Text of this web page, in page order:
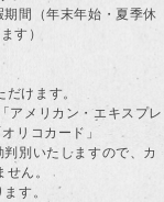
間（年末年始・夏季休
す）
けます。
アメリカン・エキスプレ
リコカード」
別いたしますので、カ
ん。
す。